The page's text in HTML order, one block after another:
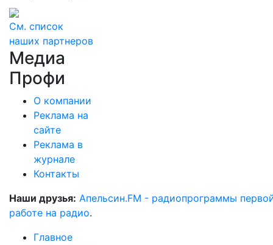
См. список
наших партнеров
Медиа
Профи
О компании
Реклама на
сайте
Реклама в
журнале
Контакты
Наши друзья: Апельсин.FM - радиопрограммы
работе на радио.
Главное